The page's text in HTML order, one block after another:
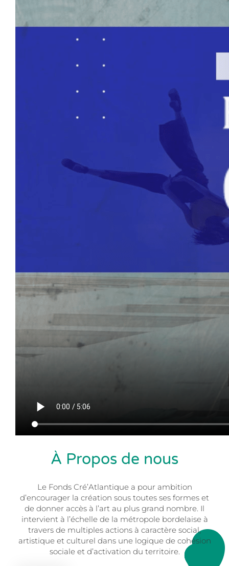
À Propos de nous
Le Fonds Cré’Atlantique a pour ambition
d’encourager la création sous toutes ses formes et
de donner accès à l’art au plus grand nombre. Il
intervient à l’échelle de la métropole bordelaise à
travers de multiples actions à caractère social,
artistique et culturel dans une logique de cohésion
sociale et d’activation du territoire.